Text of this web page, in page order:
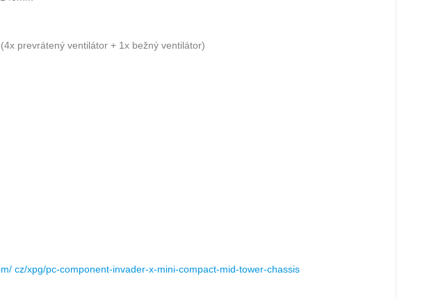
prevrátený ventilátor + 1x bežný ventilátor)
cz/xpg/pc-component-invader-x-mini-compact-mid-tower-chassis